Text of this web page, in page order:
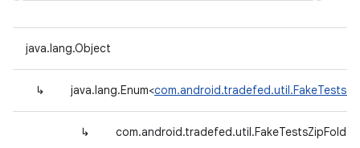
java.lang.Object
↳ java.lang.Enum<
↳